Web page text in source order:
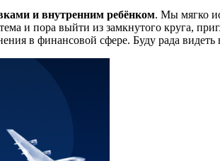
и внутренним ребёнком. Мы мягко
и пора выйти из замкнутого круга,
в финансовой сфере. Буду рада